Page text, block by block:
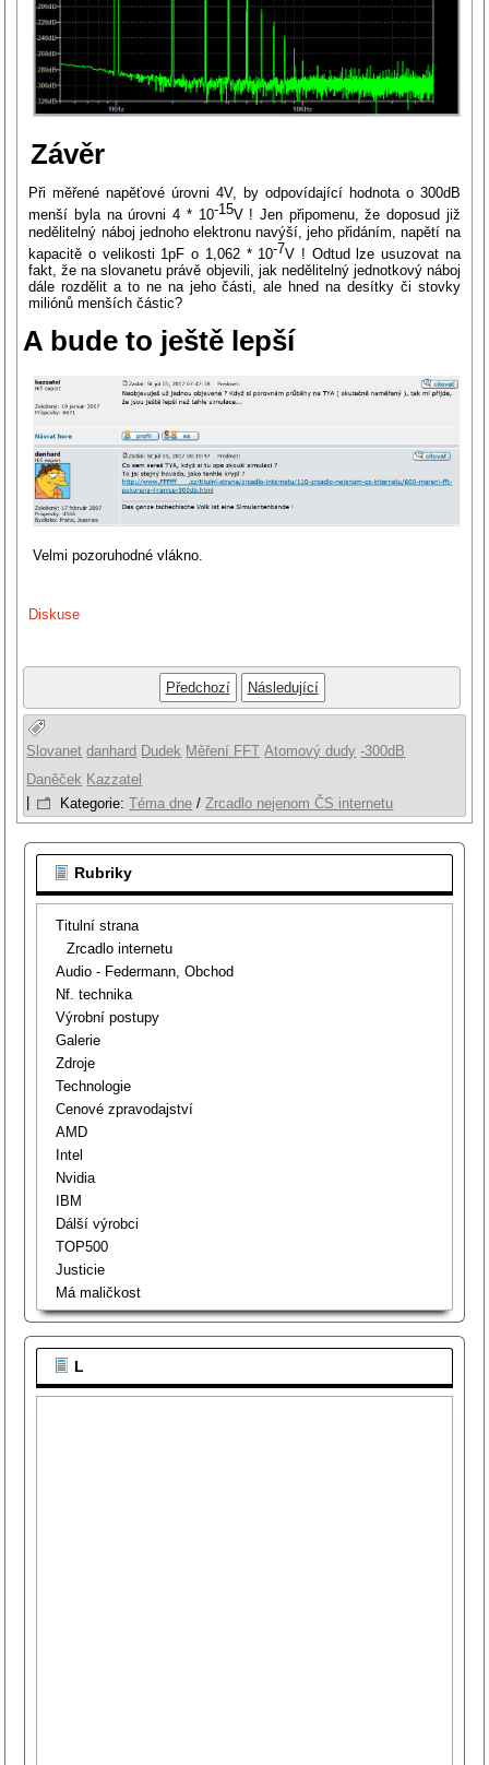
Závěr
Při měřené napěťové úrovni 4V, by odpovídající hodnota o 300dB
menší byla na úrovni 4 * 10-15V ! Jen připomenu, že doposud již
nedělitelný náboj jednoho elektronu navýší, jeho přidáním, napětí na
kapacitě o velikosti 1pF o 1,062 * 10-7V ! Odtud lze usuzovat na
fakt, že na slovanetu právě objevili, jak nedělitelný jednotkový náboj
dále rozdělit a to ne na jeho části, ale hned na desítky či stovky
miliónů menších částic?
A bude to ještě lepší
Velmi pozoruhodné vlákno.
Diskuse
Předchozí Následující
Slovanet danhard Dudek Měření FFT Atomový dudy -300dB
Daněček Kazzatel
Kategorie:Téma dne / Zrcadlo nejenom ČS internetu
Rubriky
Titulní strana
Zrcadlo internetu
Audio - Federmann, Obchod
Nf. technika
Výrobní postupy
Galerie
Zdroje
Technologie
Cenové zpravodajství
AMD
Intel
Nvidia
IBM
Dálší výrobci
TOP500
Justicie
Má maličkost
L